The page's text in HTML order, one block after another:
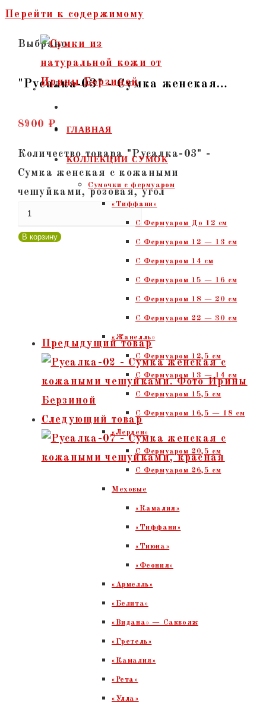
Перейти к содержимому
ГЛАВНАЯ
КОЛЛЕКЦИИ СУМОК
Сумочки c фермуаром
«Тиффани»
С Фермуаром До 12 см
С Фермуаром 12 — 13 см
С Фермуаром 14 см
С Фермуаром 15 — 16 см
C Фермуаром 18 — 20 см
С Фермуаром 22 — 30 см
«Жанелль»
С Фермуаром 12,5 см
С Фермуаром 13 — 14 см
С Фермуаром 15,5 см
С Фермуаром 16,5 — 18 см
«Лерден»
С Фермуаром 20,5 см
С Фермуаром 26,5 см
Меховые
«Камалия»
«Тиффани»
«Тиюна»
«Феония»
«Армелль»
«Белита»
«Видана» — Саквояж
«Гретель»
«Камалия»
«Рета»
«Улла»
Выбрано:
"Русалка-03" - Сумка женская…
8900 ₽
Количество товара "Русалка-03" -
Сумка женская с кожаными
чешуйками, розовая, угол
В корзину
Предыдущий товар
Следующий товар